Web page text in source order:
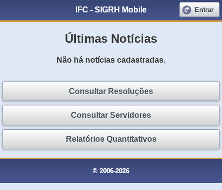
IFC - SIGRH Mobile Entrar
Últimas Notícias
Não há notícias cadastradas.
Consultar Resoluções
Consultar Servidores
Relatórios Quantitativos
© 2006-2026